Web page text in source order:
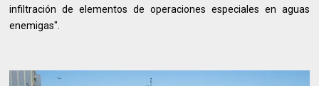
infiltración de elementos de operaciones especiales en aguas
enemigas".